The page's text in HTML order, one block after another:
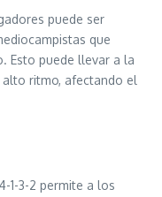
puede ser
que
Esto puede llevar a la
ritmo, afectando el
1-3-2 permite a los